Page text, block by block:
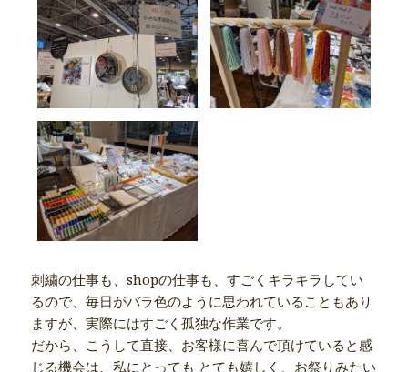
刺繍の仕事も、shopの仕事も、すごくキラキラしてい
るので、毎日がバラ色のように思われていることもあり
ますが、実際にはすごく孤独な作業です。
だから、こうして直接、お客様に喜んで頂けていると感
じる機会は、私にとっても とても嬉しく、お祭りみたい